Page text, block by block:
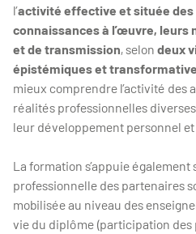
l’activité effective et située des
connaissances à l’œuvre,
et de transmission, selon deux
épistémiques et
mieux comprendre l’activité des
réalités professionnelles
leur développement personnel et
La formation s’appuie également
professionnelle des partenaires
mobilisée au niveau des
vie du diplôme (participation des